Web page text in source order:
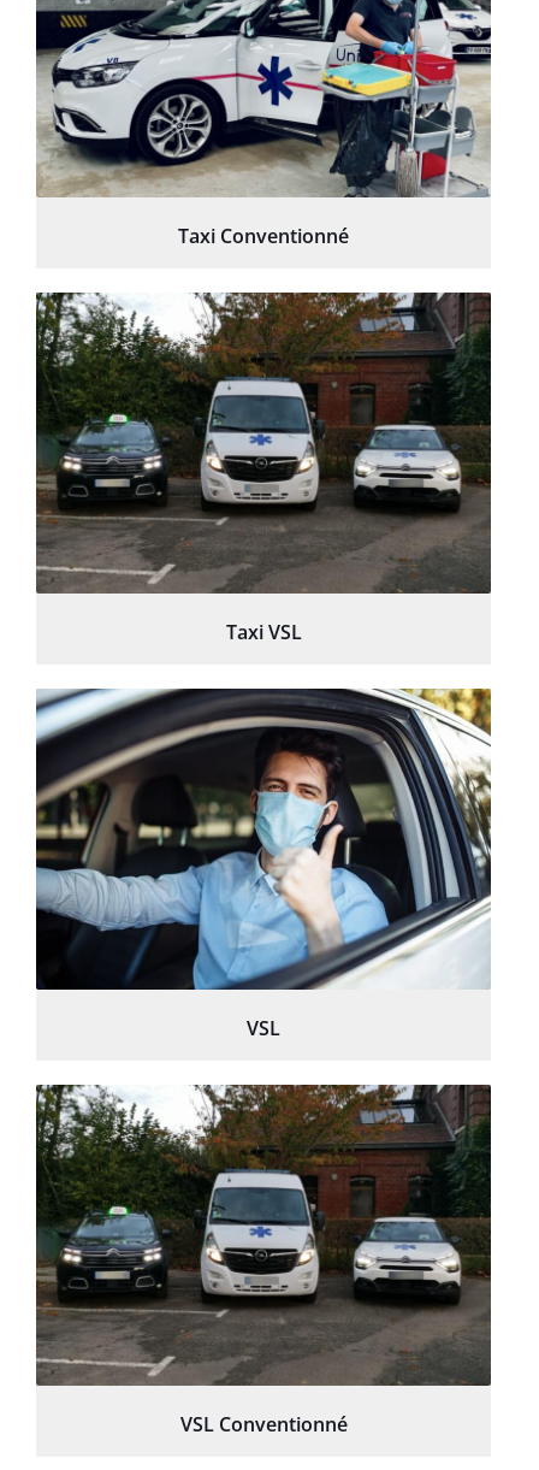
Taxi Conventionné
Taxi VSL
VSL
VSL Conventionné